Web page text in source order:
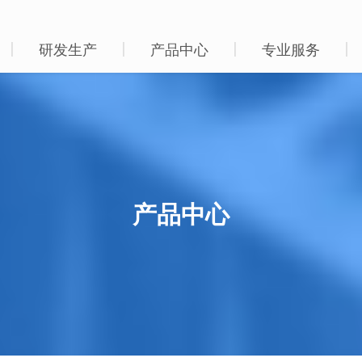
研发生产 产品中心 专业服务
产品中心